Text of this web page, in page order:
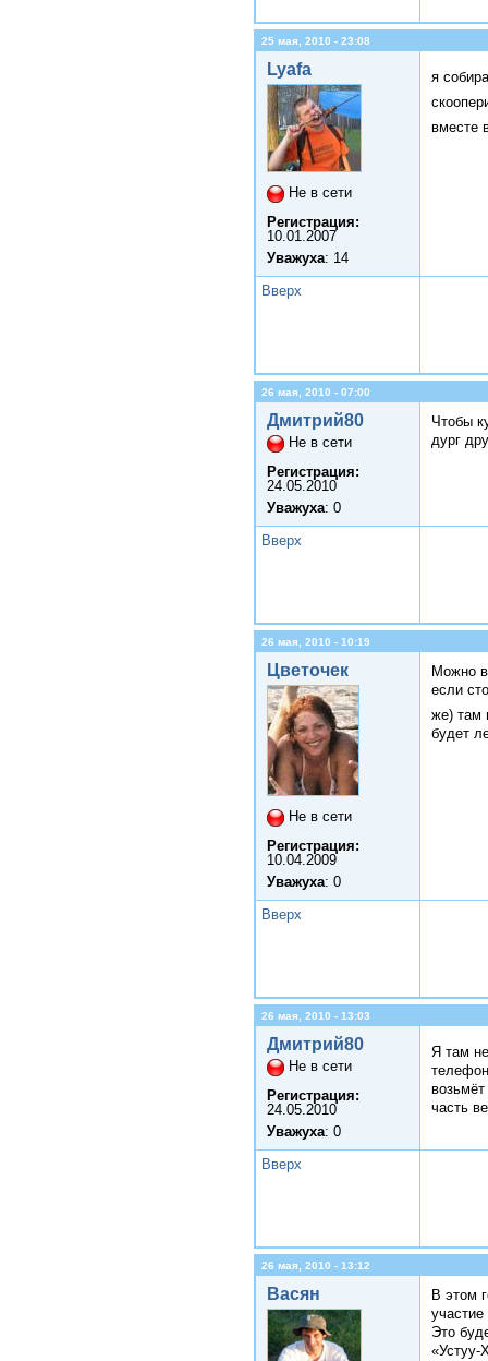
25 мая, 2010 - 23:08
Lyafa
Не в сети
Регистрация:
10.01.2007
Уважуха: 14
я
вместе
Вверх
26 мая, 2010 - 07:00
Дмитрий80
Не в сети
Регистрация:
24.05.2010
Уважуха: 0
Чтобы
дург
Вверх
26 мая, 2010 - 10:19
Цветочек
Не в сети
Регистрация:
10.04.2009
Уважуха: 0
Можно
если
же) там
будет
Вверх
26 мая, 2010 - 13:03
Дмитрий80
Не в сети
Регистрация:
24.05.2010
Уважуха: 0
Я там
часть
Вверх
26 мая, 2010 - 13:12
Васян
В этом
Это
«Устуу-